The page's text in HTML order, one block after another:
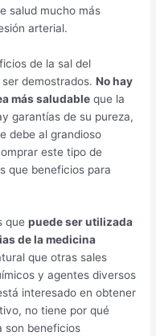
salud mucho más
arterial.
de la sal del
ser demostrados.No hay
más saludable que la
garantías de su pureza,
debe al grandioso
este tipo de
que beneficios para
quepuede ser utilizada
de la medicina
que otras sales
y agentes diversos
interesado en obtener
no tiene por qué
son beneficios